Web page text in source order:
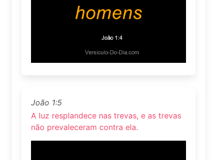
João 1:5
A luz resplandece nas trevas, e as trevas
não prevaleceram contra ela.